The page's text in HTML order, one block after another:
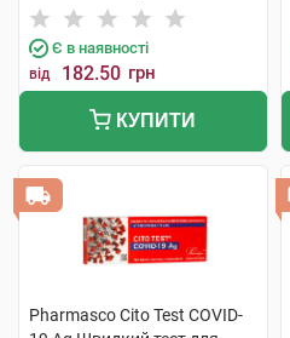
Є в наявності
від 182.50 грн
КУПИТИ
Pharmasco Cito Test COVID-